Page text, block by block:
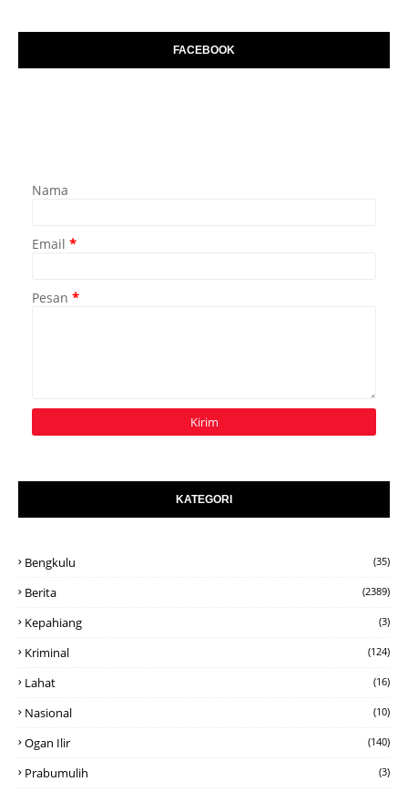
FACEBOOK
Nama
Email *
Pesan *
KATEGORI
Bengkulu (35)
Berita (2389)
Kepahiang (3)
Kriminal (124)
Lahat (16)
Nasional (10)
Ogan Ilir (140)
Prabumulih (3)